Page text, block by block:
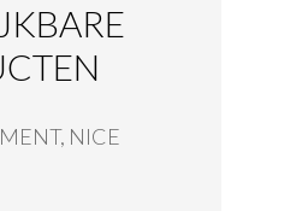
NICE